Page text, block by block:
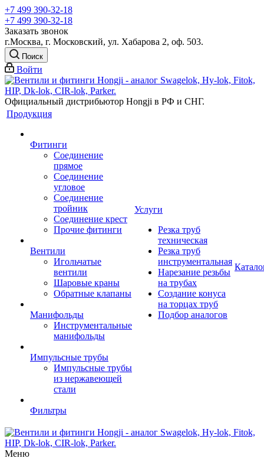
+7 499 390-32-18
+7 499 390-32-18
Заказать звонок
г.Москва, г. Московский, ул. Хабарова 2, оф. 503.
Поиск
Войти
Официальный дистрибьютор Hongji в РФ и СНГ.
Продукция
Фитинги
Соединение
прямое
Соединение
угловое
Соединение
тройник
Соединение крест
Прочие фитинги
Вентили
Игольчатые
вентили
Шаровые краны
Обратные клапаны
Манифольды
Инструментальные
манифольды
Импульсные трубы
Импульсные трубы
из нержавеющей
стали
Фильтры
Услуги
Резка труб
техническая
Резка труб
инструментальная
Нарезание резьбы
на трубах
Создание конуса
на торцах труб
Подбор аналогов
Меню